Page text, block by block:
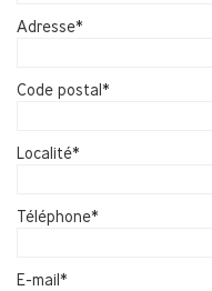
Adresse*
Code postal*
Localité*
Téléphone*
E-mail*